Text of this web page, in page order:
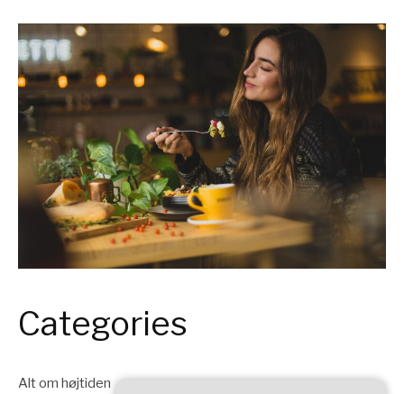
Categories
Alt om højtiden